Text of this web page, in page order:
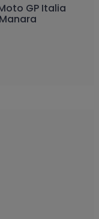
GP Italia